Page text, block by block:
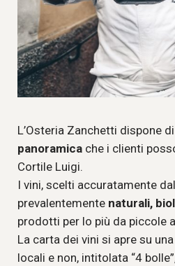
L’Osteria Zanchetti dispone
panoramica che i clienti
Cortile Luigi.
I vini, scelti accuratamente
prevalentemente naturali,
prodotti per lo più da piccole
La carta dei vini si apre su
locali e non, intitolata “4